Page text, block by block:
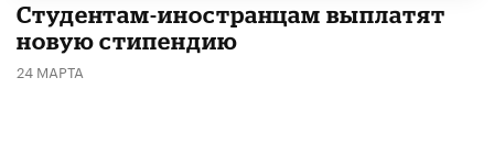
Студентам-иностранцам выплатят
новую стипендию
24 МАРТА